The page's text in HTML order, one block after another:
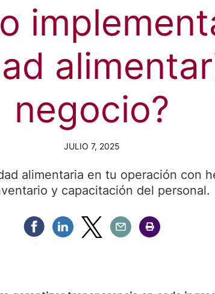
negocio?
JULIO 7, 2025
alimentaria en tu operación con
y capacitación del personal.
Compartir Facebook
Compartir Linkedin
Compartir Twitter
Compartir Email
Compartir